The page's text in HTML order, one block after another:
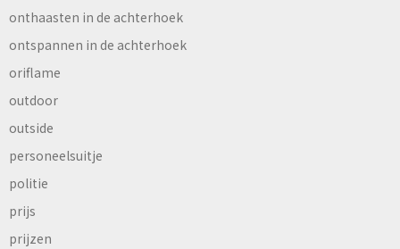
onthaasten in de achterhoek
ontspannen in de achterhoek
oriflame
outdoor
outside
personeelsuitje
politie
prijs
prijzen